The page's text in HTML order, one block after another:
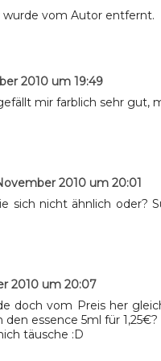
vom Autor entfernt.
2010 um 19:49
mir farblich sehr gut,
2010 um 20:01
sich nicht ähnlich oder?
2010 um 20:07
doch vom Preis her
den essence 5ml für 1,25€?
täusche :D